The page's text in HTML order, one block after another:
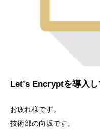
Let’s Encryptを導入
お疲れ様です。
技術部の向坂です。